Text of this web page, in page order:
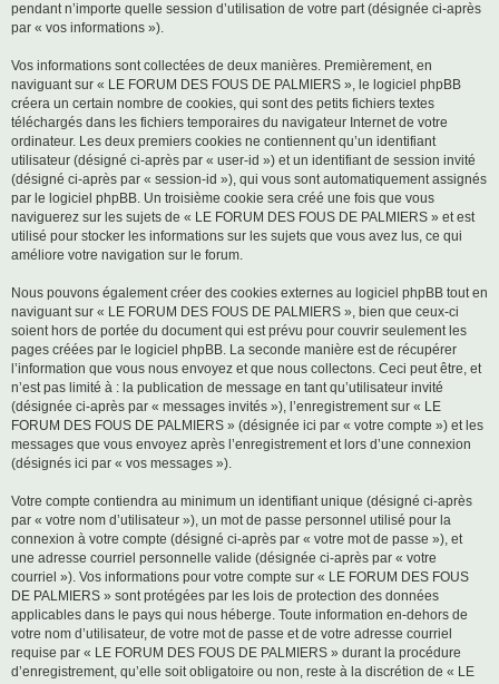
pendant n’importe quelle session d’utilisation de votre part (désignée ci-après
par « vos informations »).
Vos informations sont collectées de deux manières. Premièrement, en
naviguant sur « LE FORUM DES FOUS DE PALMIERS », le logiciel phpBB
créera un certain nombre de cookies, qui sont des petits fichiers textes
téléchargés dans les fichiers temporaires du navigateur Internet de votre
ordinateur. Les deux premiers cookies ne contiennent qu’un identifiant
utilisateur (désigné ci-après par « user-id ») et un identifiant de session invité
(désigné ci-après par « session-id »), qui vous sont automatiquement assignés
par le logiciel phpBB. Un troisième cookie sera créé une fois que vous
naviguerez sur les sujets de « LE FORUM DES FOUS DE PALMIERS » et est
utilisé pour stocker les informations sur les sujets que vous avez lus, ce qui
améliore votre navigation sur le forum.
Nous pouvons également créer des cookies externes au logiciel phpBB tout en
naviguant sur « LE FORUM DES FOUS DE PALMIERS », bien que ceux-ci
soient hors de portée du document qui est prévu pour couvrir seulement les
pages créées par le logiciel phpBB. La seconde manière est de récupérer
l’information que vous nous envoyez et que nous collectons. Ceci peut être, et
n’est pas limité à : la publication de message en tant qu’utilisateur invité
(désignée ci-après par « messages invités »), l’enregistrement sur « LE
FORUM DES FOUS DE PALMIERS » (désignée ici par « votre compte ») et les
messages que vous envoyez après l’enregistrement et lors d’une connexion
(désignés ici par « vos messages »).
Votre compte contiendra au minimum un identifiant unique (désigné ci-après
par « votre nom d’utilisateur »), un mot de passe personnel utilisé pour la
connexion à votre compte (désigné ci-après par « votre mot de passe »), et
une adresse courriel personnelle valide (désignée ci-après par « votre
courriel »). Vos informations pour votre compte sur « LE FORUM DES FOUS
DE PALMIERS » sont protégées par les lois de protection des données
applicables dans le pays qui nous héberge. Toute information en-dehors de
votre nom d’utilisateur, de votre mot de passe et de votre adresse courriel
requise par « LE FORUM DES FOUS DE PALMIERS » durant la procédure
d’enregistrement, qu’elle soit obligatoire ou non, reste à la discrétion de « LE